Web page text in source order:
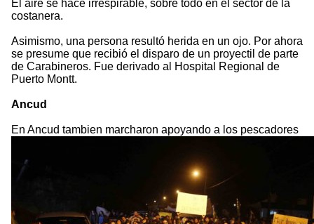
El aire se hace irrespirable, sobre todo en el sector de la
costanera.
Asimismo, una persona resultó herida en un ojo. Por ahora
se presume que recibió el disparo de un proyectil de parte
de Carabineros. Fue derivado al Hospital Regional de
Puerto Montt.
Ancud
En Ancud tambien marcharon apoyando a los pescadores